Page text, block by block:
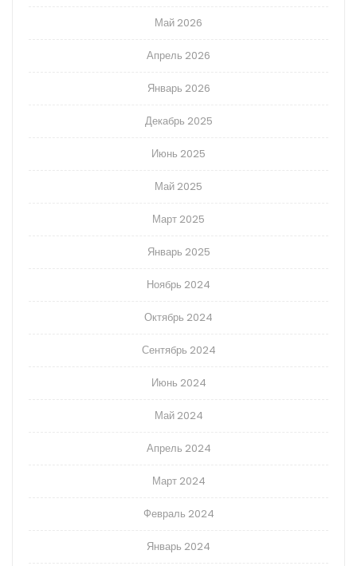
Май 2026
Апрель 2026
Январь 2026
Декабрь 2025
Июнь 2025
Май 2025
Март 2025
Январь 2025
Ноябрь 2024
Октябрь 2024
Сентябрь 2024
Июнь 2024
Май 2024
Апрель 2024
Март 2024
Февраль 2024
Январь 2024